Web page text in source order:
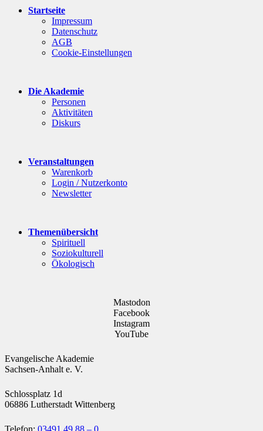
Startseite
Impressum
Datenschutz
AGB
Cookie-Einstellungen
Die Akademie
Personen
Aktivitäten
Diskurs
Veranstaltungen
Warenkorb
Login / Nutzerkonto
Newsletter
Themenübersicht
Spirituell
Soziokulturell
Ökologisch
Mastodon
Facebook
Instagram
YouTube
Evangelische Akademie
Sachsen-Anhalt e. V.
Schlossplatz 1d
06886 Lutherstadt Wittenberg
Telefon: 03491 49 88 – 0